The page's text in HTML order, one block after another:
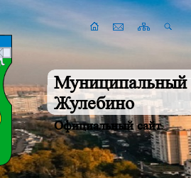
Муниципальный
Жулебино
Официальный сайт